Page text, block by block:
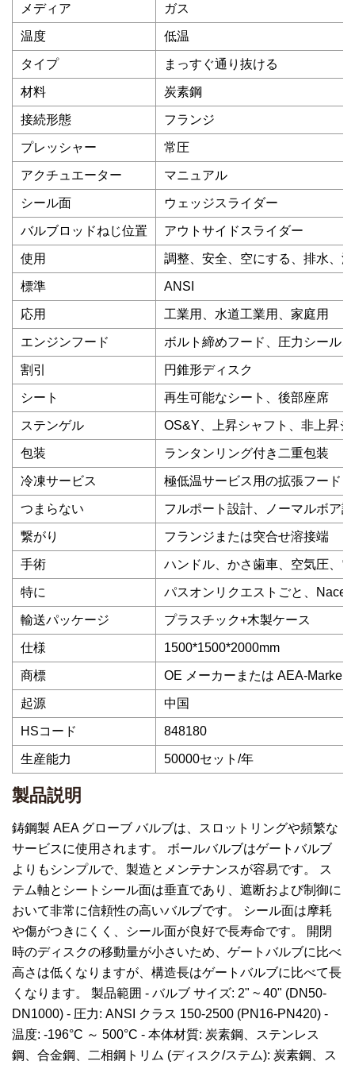
メディア ガス
温度 低温
タイプ まっすぐ通り抜ける
材料 炭素鋼
接続形態 フランジ
プレッシャー 常圧
アクチュエーター マニュアル
シール面 ウェッジスライダー
バルブロッドねじ位置 アウトサイドスライダー
使用 調整、安全、空にする、排水、
標準 ANSI
応用 工業用、水道工業用、家庭用
エンジンフード ボルト締めフード、圧力シール
割引 円錐形ディスク
シート 再生可能なシート、後部座席
ステンゲル OS&Y、上昇シャフト、非上昇シ
包装 ランタンリング付き二重包装
冷凍サービス 極低温サービス用の拡張フード
つまらない フルポート設計、ノーマルボア
繋がり フランジまたは突合せ溶接端
手術 ハンドル、かさ歯車、空気圧、
特に パスオンリクエストごと、Nace
輸送パッケージ プラスチック+木製ケース
仕様 1500*1500*2000mm
商標 OE メーカーまたは AEA-Marke
起源 中国
HSコード 848180
生産能力 50000セット/年
製品説明
鋳鋼製 AEA グローブ バルブは、スロットリングや頻繁な
サービスに使用されます。 ボールバルブはゲートバルブ
よりもシンプルで、製造とメンテナンスが容易です。 ス
テム軸とシートシール面は垂直であり、遮断および制御に
おいて非常に信頼性の高いバルブです。 シール面は摩耗
や傷がつきにくく、シール面が良好で長寿命です。 開閉
時のディスクの移動量が小さいため、ゲートバルブに比べ
高さは低くなりますが、構造長はゲートバルブに比べて長
くなります。 製品範囲 - バルブ サイズ: 2" ~ 40" (DN50-
DN1000) - 圧力: ANSI クラス 150-2500 (PN16-PN420) -
温度: -196°C ～ 500°C - 本体材質: 炭素鋼、ステンレス
鋼、合金鋼、二相鋼トリム (ディスク/ステム): 炭素鋼、ス